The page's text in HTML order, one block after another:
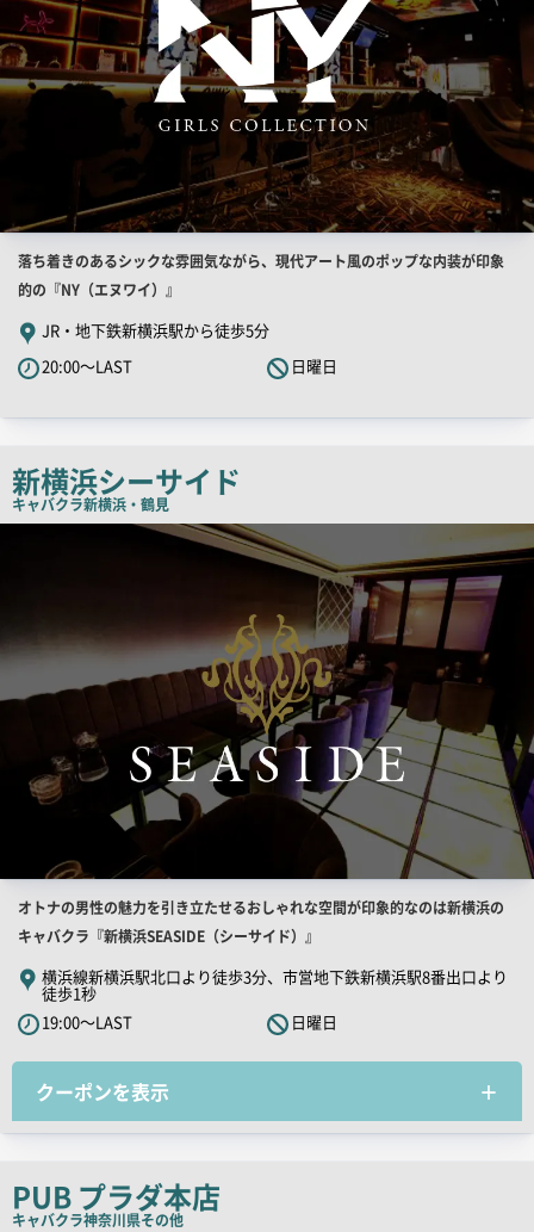
店
舗
PR
キ
ャ
ピ
ー
落ち着きのあるシックな雰囲気ながら、現代アート風のポップな内装が印象
的の『NY（エヌワイ）』
JR・地下鉄新横浜駅から徒歩5分
20:00～LAST
日曜日
新横浜シーサイド
キャバクラ新横浜・鶴見
検
画
像
店
舗
PR
キ
ャ
ピ
オトナの男性の魅力を引き立たせるおしゃれな空間が印象的なのは新横浜の
キャバクラ『新横浜SEASIDE（シーサイド）』
横浜線新横浜駅北口より徒歩3分、市営地下鉄新横浜駅8番出口より
徒歩1秒
19:00～LAST
日曜日
クーポンを表示
PUB プラダ本店
キャバクラ神奈川県その他